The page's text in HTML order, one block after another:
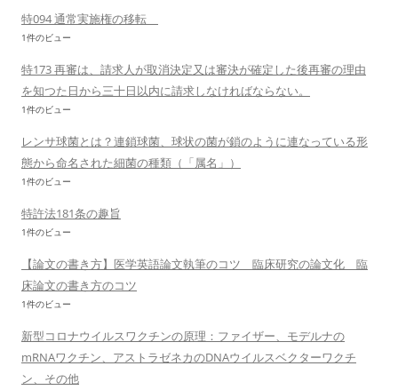
特094 通常実施権の移転
1件のビュー
特173 再審は、請求人が取消決定又は審決が確定した後再審の理由
を知つた日から三十日以内に請求しなければならない。
1件のビュー
レンサ球菌とは？連鎖球菌、球状の菌が鎖のように連なっている形
態から命名された細菌の種類（「属名」）
1件のビュー
特許法181条の趣旨
1件のビュー
【論文の書き方】医学英語論文執筆のコツ 臨床研究の論文化 臨
床論文の書き方のコツ
1件のビュー
新型コロナウイルスワクチンの原理：ファイザー、モデルナの
mRNAワクチン、アストラゼネカのDNAウイルスベクターワクチ
ン、その他